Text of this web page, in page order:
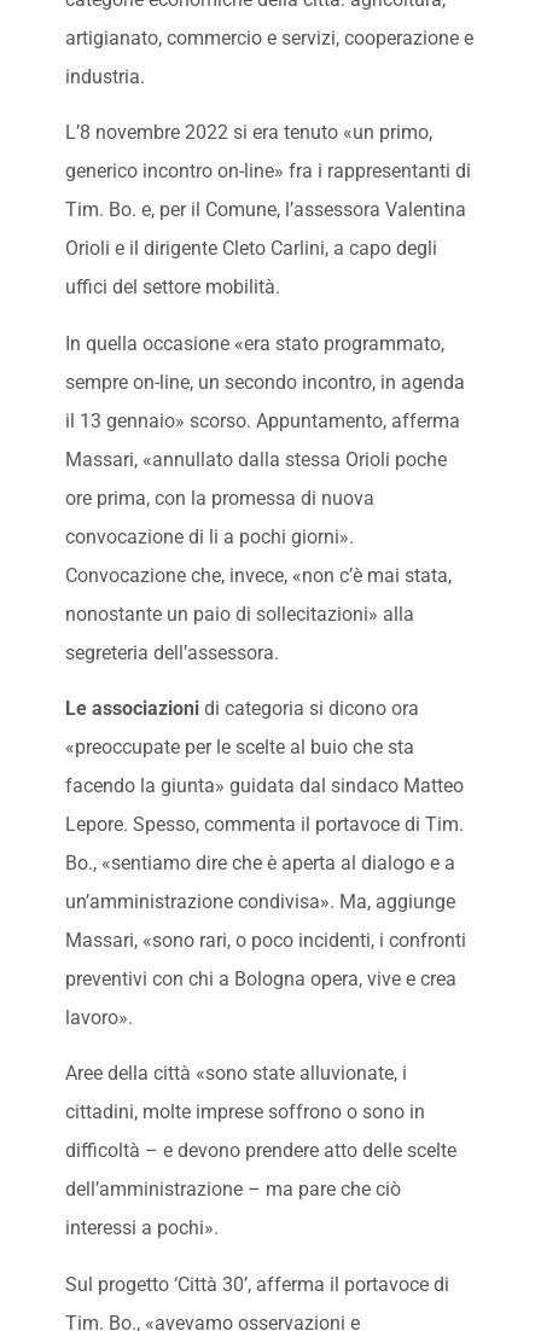
artigianato, commercio e servizi, cooperazione e
industria.
L’8 novembre 2022 si era tenuto «un primo,
generico incontro on-line» fra i rappresentanti di
Tim. Bo. e, per il Comune, l’assessora Valentina
Orioli e il dirigente Cleto Carlini, a capo degli
uffici del settore mobilità.
In quella occasione «era stato programmato,
sempre on-line, un secondo incontro, in agenda
il 13 gennaio» scorso. Appuntamento, afferma
Massari, «annullato dalla stessa Orioli poche
ore prima, con la promessa di nuova
convocazione di li a pochi giorni».
Convocazione che, invece, «non c’è mai stata,
nonostante un paio di sollecitazioni» alla
segreteria dell’assessora.
Le associazioni di categoria si dicono ora
«preoccupate per le scelte al buio che sta
facendo la giunta» guidata dal sindaco Matteo
Lepore. Spesso, commenta il portavoce di Tim.
Bo., «sentiamo dire che è aperta al dialogo e a
un’amministrazione condivisa». Ma, aggiunge
Massari, «sono rari, o poco incidenti, i confronti
preventivi con chi a Bologna opera, vive e crea
lavoro».
Aree della città «sono state alluvionate, i
cittadini, molte imprese soffrono o sono in
difficoltà – e devono prendere atto delle scelte
dell’amministrazione – ma pare che ciò
interessi a pochi».
Sul progetto ‘Città 30’, afferma il portavoce di
Tim. Bo., «avevamo osservazioni e